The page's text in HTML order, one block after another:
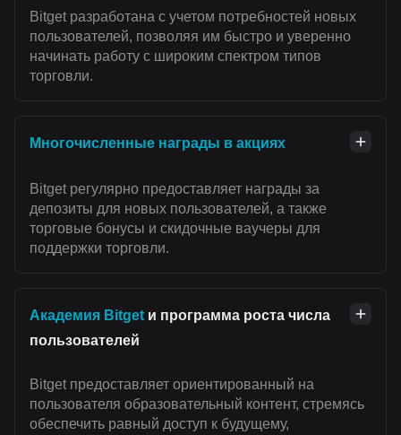
Bitget разработана с учетом потребностей новых
пользователей, позволяя им быстро и уверенно
начинать работу с широким спектром типов
торговли.
Многочисленные награды в акциях
Bitget регулярно предоставляет награды за
депозиты для новых пользователей, а также
торговые бонусы и скидочные ваучеры для
поддержки торговли.
Академия Bitget и программа роста числа
пользователей
Bitget предоставляет ориентированный на
пользователя образовательный контент, стремясь
обеспечить равный доступ к будущему,